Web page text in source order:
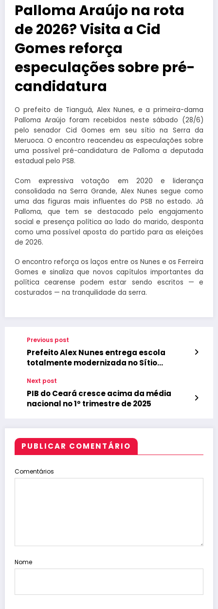
Palloma Araújo na rota
de 2026? Visita a Cid
Gomes reforça
especulações sobre pré-
candidatura
O prefeito de Tianguá, Alex Nunes, e a primeira-dama
Palloma Araújo foram recebidos neste sábado (28/6)
pelo senador Cid Gomes em seu sítio na Serra da
Meruoca. O encontro reacendeu as especulações sobre
uma possível pré-candidatura de Palloma a deputada
estadual pelo PSB.
Com expressiva votação em 2020 e liderança
consolidada na Serra Grande, Alex Nunes segue como
uma das figuras mais influentes do PSB no estado. Já
Palloma, que tem se destacado pelo engajamento
social e presença política ao lado do marido, desponta
como uma possível aposta do partido para as eleições
de 2026.
O encontro reforça os laços entre os Nunes e os Ferreira
Gomes e sinaliza que novos capítulos importantes da
política cearense podem estar sendo escritos — e
costurados — na tranquilidade da serra.
Previous post
Prefeito Alex Nunes entrega escola
totalmente modernizada no Sítio
Next post
PIB do Ceará cresce acima da média
nacional no 1º trimestre de 2025
PUBLICAR COMENTÁRIO
Comentários
Nome